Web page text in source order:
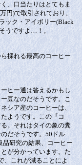
、口当たりはとてもま
円)で取引されており、
ック・アイボリー(Black
うですよ…！。
採れる最高のコーヒー
ヒー通は答えるかもし
豆なのだそうです。こ
シア産のコーヒーは、
ようです。この『コ
。それはタイの象の糞
だそうです。50ドル
品研究の結果、コーヒー
が分かっています。た
、これが減ることによ